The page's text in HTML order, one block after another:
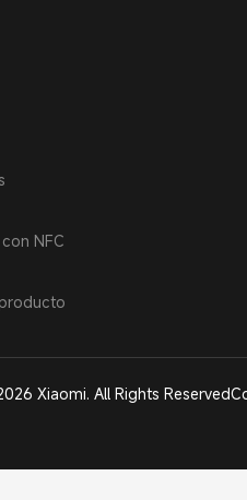
NFC
Xiaomi. All Rights Reserved